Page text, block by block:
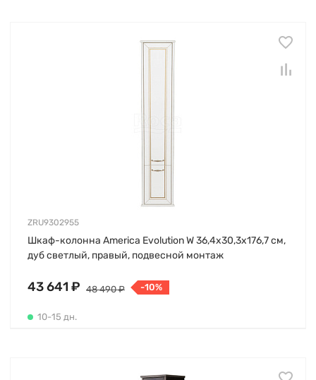
ZRU9302955
Шкаф-колонна America Evolution W 36,4х30,3х176,7 см,
дуб светлый, правый, подвесной монтаж
43 641 ₽ 48 490 ₽ -10%
10-15 дн.